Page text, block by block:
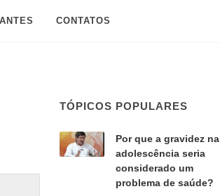
CONTATOS
TÓPICOS POPULARES
Por que a gravidez na
adolescência seria
considerado um
problema de saúde?